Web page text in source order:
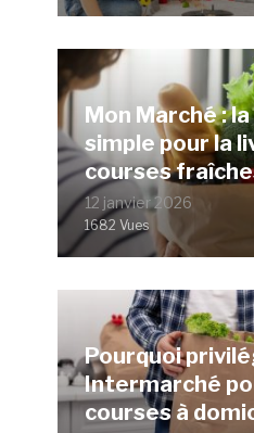
Mon Marché :
simple pour la
courses
12 janvier 2026
1682 Vues
Pourquoi
Intermarché
courses à